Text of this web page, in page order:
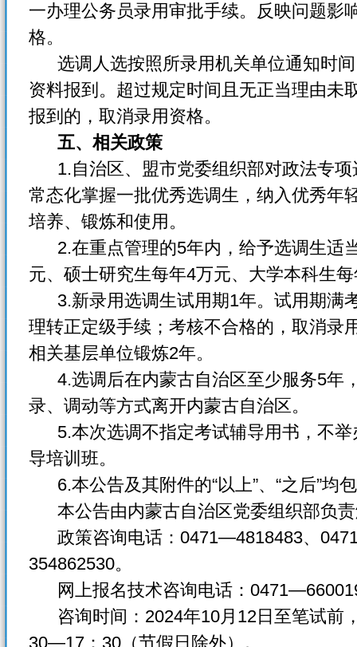
一办理公务员录用审批手续。反映问题影
格。
选调人选按照所录用机关单位通知时间
资料报到。超过规定时间且无正当理由未
报到的，取消录用资格。
五、相关政策
1.自治区、盟市党委组织部对政法专项
常态化掌握一批优秀选调生，纳入优秀年
培养、锻炼和使用。
2.在重点管理的5年内，给予选调生适
元、硕士研究生每年4万元、大学本科生
3.新录用选调生试用期1年。试用期满
理转正定级手续；考核不合格的，取消录
相关基层单位锻炼2年。
4.选调后在内蒙古自治区至少服务5年
录、调动等方式离开内蒙古自治区。
5.本次选调不指定考试辅导用书，不举
导培训班。
6.本公告及其附件的“以上”、“之后”均
本公告由内蒙古自治区党委组织部负
政策咨询电话：0471—4818483、
354862530。
网上报名技术咨询电话：
咨询时间：2024年10月12日至笔试前
30—17：30（节假日除外）。